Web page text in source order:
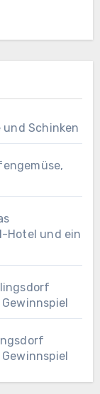
Schinken
Hotel und ein